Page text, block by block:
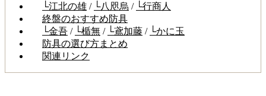
└江北の雄 / └八咫烏 / └行商人
終盤のおすすめ防具
└金吾 / └楯無 / └鳶加藤 / └かに玉
防具の選び方まとめ
関連リンク